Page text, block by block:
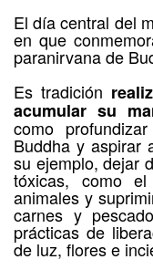
El día central del
en que
paranirvana de
Es tradición
acumular su
como
Buddha y aspirar
su ejemplo, dejar
tóxicas, como
animales y
carnes y
prácticas de
de luz, flores e